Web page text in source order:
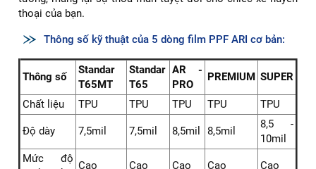
thoại của bạn.
Thông số kỹ thuật của 5 dòng film PPF ARI cơ bản:
Thông số
Standar
T65MT
Standar
T65
AR -
PRO
PREMIUM SUPER
Chất liệu TPU TPU TPU TPU TPU
Độ dày 7,5mil 7,5mil 8,5mil 8,5mil
8,5 -
10mil
Mức độ
Cao Cao Cao Cao Cao